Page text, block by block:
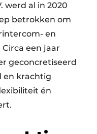
werd al in 2020
betrokken om
en
een jaar
geconcretiseerd
en krachtig
én